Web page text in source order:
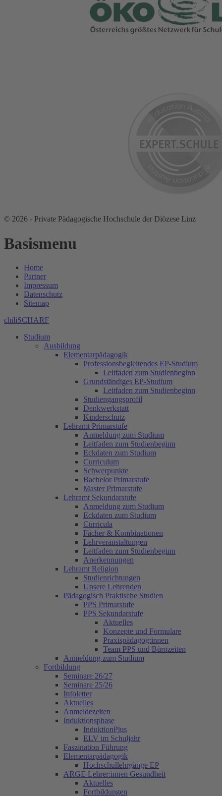
© 2026 - Private Pädagogische Hochschule der Diözese Linz
Basismenu
Home
Partner
Impressum
Datenschutz
Sitemap
chiliSCHARF
Studium
Ausbildung
Elementarpädagogik
Professionsbegleitendes EP-Studium
Leitfaden zum Studienbeginn
Grundständiges EP-Studium
Leitfaden zum Studienbeginn
Studiengangsprofil
Denkwerkstatt
Kinderschutz
Lehramt Primarstufe
Anmeldung zum Studium
Leitfaden zum Studienbeginn
Eckdaten zum Studium
Curriculum
Schwerpunkte
Bachelor Primarstufe
Master Primarstufe
Lehramt Sekundarstufe
Anmeldung zum Studium
Eckdaten zum Studium
Curricula
Fächer & Kombinationen
Lehrveranstaltungen
Leitfaden zum Studienbeginn
Anerkennungen
Lehramt Religion
Studienrichtungen
Unsere Lehrenden
Pädagogisch Praktische Studien
PPS Primarstufe
PPS Sekundarstufe
Aktuelles
Konzepte und Formulare
Praxispädagog:innen
Team PPS und Bürozeiten
Anmeldung zum Studium
Fortbildung
Seminare 26/27
Seminare 25/26
Infoletter
Aktuelles
Anmeldezeiten
Induktionsphase
InduktionPlus
ELV im Schuljahr
Faszination Führung
Elementarpädagogik
Hochschullehrgänge EP
ARGE Lehrer:innen Gesundheit
Aktuelles
Fortbildungen